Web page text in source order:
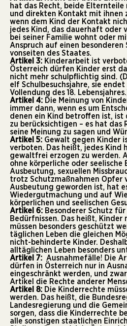
hat das Recht, beide
und direkten Kontakt mit ihnen
wenn dem Kind der Kontakt
jedes Kind, das dauerhaft oder
bei seiner Familie wohnt oder
Anspruch auf einen besonderen
vonseiten des Staates.
Artikel 3: Kinderarbeit ist
Österreich dürfen Kinder erst
nicht mehr schulpflichtig sind.
elf Schulbesuchsjahre, sie
Vollendung des 18.
Artikel 4: Die Meinung von
immer dann, wenn es um
denen ein Kind betroffen ist, ist
zu berücksichtigen – es hat das
seine Meinung zu sagen und
Artikel 5: Gewalt gegen Kinder
verboten. Das heißt, jedes Kind
gewaltfrei erzogen zu werden.
ohne körperliche oder seelische
Ausbeutung, sexuellen
trotz Schutzmaßnahmen Opfer
Ausbeutung geworden ist, hat
Wiedergutmachung und auf
körperlichen und seelischen
Artikel 6: Besonderer Schutz
Bedürfnissen. Das heißt, Kinder
müssen besonders geschützt
täglichen Leben die gleichen
nicht-behinderte Kinder.
alltäglichen Leben besonders
Artikel 7: Ausnahmefälle! Die
dürfen in Österreich nur in
eingeschränkt werden, und
Artikel die Rechte anderer
Artikel 8: Die Kinderrechte
werden. Das heißt, die
Landesregierung und die
sorgen, dass die Kinderrechte
alle sonstigen staatlichen